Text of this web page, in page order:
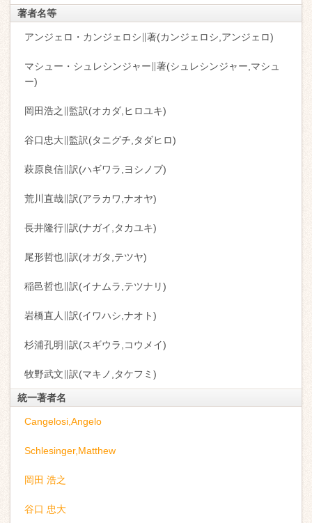
著者名等
アンジェロ・カンジェロシ∥著(カンジェロシ,アンジェロ)
マシュー・シュレシンジャー∥著(シュレシンジャー,マシュ
ー)
岡田浩之∥監訳(オカダ,ヒロユキ)
谷口忠大∥監訳(タニグチ,タダヒロ)
萩原良信∥訳(ハギワラ,ヨシノブ)
荒川直哉∥訳(アラカワ,ナオヤ)
長井隆行∥訳(ナガイ,タカユキ)
尾形哲也∥訳(オガタ,テツヤ)
稲邑哲也∥訳(イナムラ,テツナリ)
岩橋直人∥訳(イワハシ,ナオト)
杉浦孔明∥訳(スギウラ,コウメイ)
牧野武文∥訳(マキノ,タケフミ)
統一著者名
Cangelosi,Angelo
Schlesinger,Matthew
岡田 浩之
谷口 忠大